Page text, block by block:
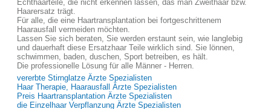
Echthaarteile, die nicht erkennen lassen, das man Zweithaar bzw.
Haarersatz trägt.
Für alle, die eine Haartransplantation bei fortgeschrittenem
Haarausfall vermeiden möchten.
Lassen Sie sich beraten, Sie werden erstaunt sein, wie langlebig
und dauerhaft diese Ersatzhaar Teile wirklich sind. Sie lönnen,
schwimmen, baden, duschen, Sport betreiben, es hält.
Die professionelle Lösung für alle Männer - Herren.
vererbte Stirnglatze Ärzte Spezialisten
Haar Therapie, Haarausfall Ärzte Spezialisten
Preis Haartransplantation Ärzte Spezialisten
die Einzelhaar Verpflanzung Ärzte Spezialisten